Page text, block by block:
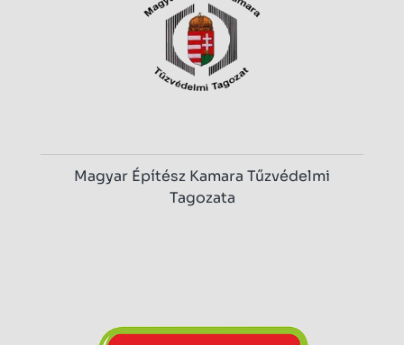
Magyar Építész Kamara Tűzvédelmi
Tagozata